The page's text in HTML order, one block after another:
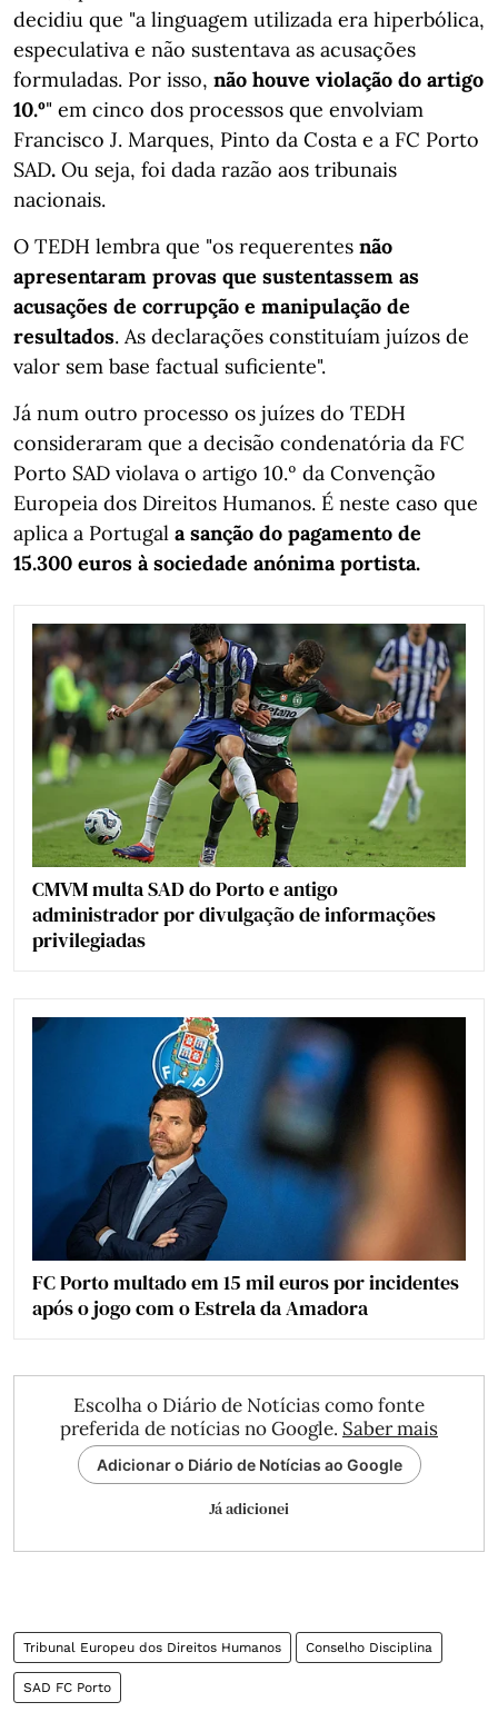
decidiu que "a linguagem utilizada era hiperbólica,
especulativa e não sustentava as acusações
formuladas. Por isso, não houve violação do artigo
10.º" em cinco dos processos que envolviam
Francisco J. Marques, Pinto da Costa e a FC Porto
SAD. Ou seja, foi dada razão aos tribunais
nacionais.
O TEDH lembra que "os requerentes não
apresentaram provas que sustentassem as
acusações de corrupção e manipulação de
resultados. As declarações constituíam juízos de
valor sem base factual suficiente".
Já num outro processo os juízes do TEDH
consideraram que a decisão condenatória da FC
Porto SAD violava o artigo 10.º da Convenção
Europeia dos Direitos Humanos. É neste caso que
aplica a Portugal a sanção do pagamento de
15.300 euros à sociedade anónima portista.
CMVM multa SAD do Porto e antigo
administrador por divulgação de informações
privilegiadas
FC Porto multado em 15 mil euros por incidentes
após o jogo com o Estrela da Amadora
Escolha o Diário de Notícias como fonte
preferida de notícias no Google. Saber mais
Adicionar o Diário de Notícias ao Google
Já adicionei
Tribunal Europeu dos Direitos Humanos Conselho Disciplina
SAD FC Porto